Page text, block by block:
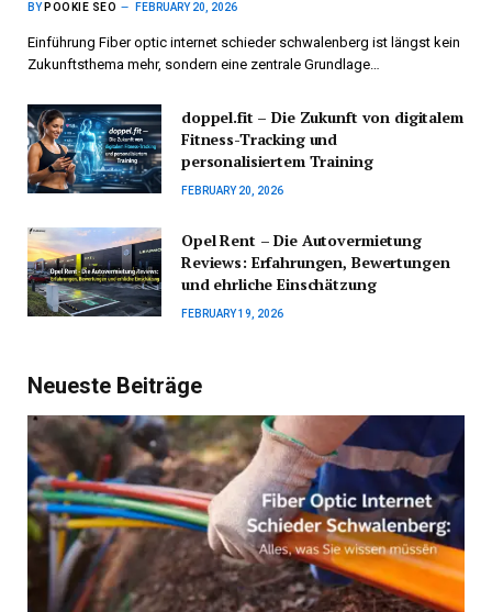
BY POOKIE SEO FEBRUARY 20, 2026
Einführung Fiber optic internet schieder schwalenberg ist längst kein
Zukunftsthema mehr, sondern eine zentrale Grundlage…
doppel.fit – Die Zukunft von digitalem
Fitness-Tracking und
personalisiertem Training
FEBRUARY 20, 2026
Opel Rent – Die Autovermietung
Reviews: Erfahrungen, Bewertungen
und ehrliche Einschätzung
FEBRUARY 19, 2026
Neueste Beiträge